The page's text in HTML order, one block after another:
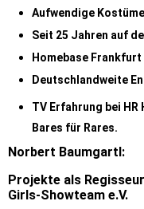
Aufwendige Kostüme
Seit 25 Jahren auf
Homebase Frankfurt
Deutschlandweite
TV Erfahrung bei
Bares für Rares.
Norbert Baumgartl:
Projekte als
Girls-Showteam e.V.